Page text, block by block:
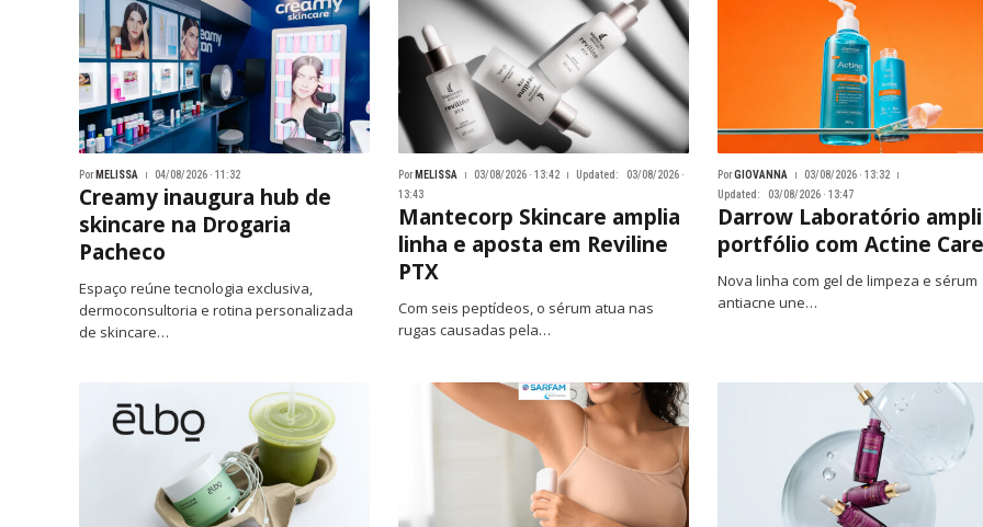
Por MELISSA 04/08/2026 · 11:32
Creamy inaugura hub de
skincare na Drogaria
Pacheco
Espaço reúne tecnologia exclusiva,
dermoconsultoria e rotina personalizada
de skincare…
Por MELISSA 03/08/2026 · 13:42 Updated:
03/08/2026 ·
13:43
Mantecorp Skincare amplia
linha e aposta em Reviline
PTX
Com seis peptídeos, o sérum atua nas
rugas causadas pela…
PorGIOVANNA
03/08/2026 · 13:32
Updated:
03/08/2026 · 13:47
Darrow Laboratório
portfólio com Actine Care
Nova linha com gel de limpeza e sérum
antiacne une…